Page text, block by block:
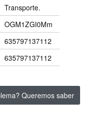
Transporte.
OGM1ZGI0Mm
635797137112
635797137112
Queremos saber